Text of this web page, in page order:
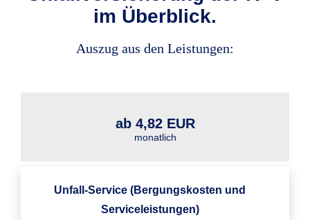
im Überblick.
Auszug aus den Leistungen:
ab 4,82 EUR
monatlich
Unfall-Service (Bergungskosten und
Serviceleistungen)